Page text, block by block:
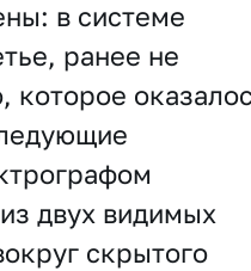
в системе
ранее не
которое
двух видимых
скрытого